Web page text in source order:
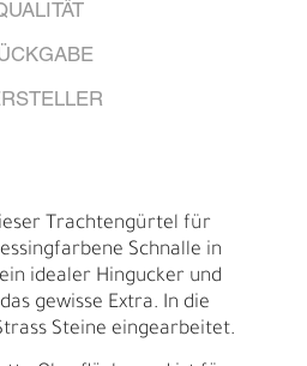
Trachtengürtel für
Schnalle in
idealer Hingucker und
gewisse Extra. In die
Steine eingearbeitet.